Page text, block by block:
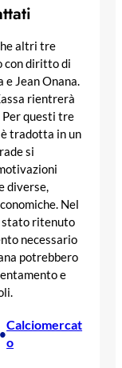
altri tre
con diritto di
e Jean Onana.
rientrerà
Per questi tre
è tradotta in un
si
diverse,
Nel
stato ritenuto
necessario
potrebbero
e
•
Calciomercat
o